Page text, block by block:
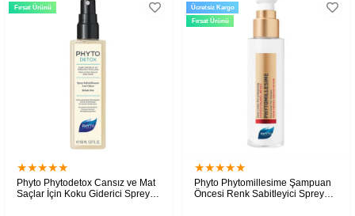
★★★★★
Phyto Phytodetox Cansız ve Mat
Saçlar İçin Koku Giderici Sprey
Fırsat Ürünü
★★★★★
Phyto Phytomillesime Şampuan
Öncesi Renk Sabitleyici Sprey
Ücretsiz Kargo
Fırsat Ürünü